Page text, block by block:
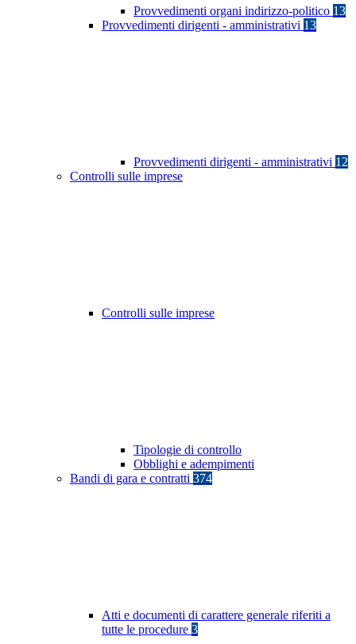
Provvedimenti organi indirizzo-politico 13
Provvedimenti dirigenti - amministrativi 13
Provvedimenti dirigenti - amministrativi 12
Controlli sulle imprese
Controlli sulle imprese
Tipologie di controllo
Obblighi e adempimenti
Bandi di gara e contratti 374
Atti e documenti di carattere generale riferiti a
tutte le procedure 3